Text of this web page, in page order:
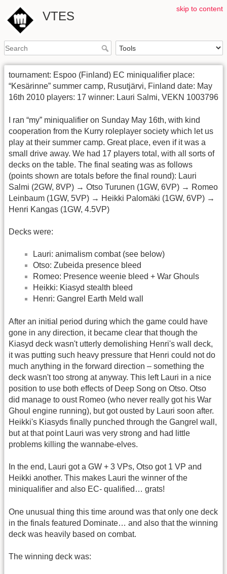
skip to content
VTES
tournament: Espoo (Finland) EC miniqualifier place:
“Kesärinne” summer camp, Rusutjärvi, Finland date: May
16th 2010 players: 17 winner: Lauri Salmi, VEKN 1003796
I ran “my” miniqualifier on Sunday May 16th, with kind
cooperation from the Kurry roleplayer society which let us
play at their summer camp. Great place, even if it was a
small drive away. We had 17 players total, with all sorts of
decks on the table. The final seating was as follows
(points shown are totals before the final round): Lauri
Salmi (2GW, 8VP) → Otso Turunen (1GW, 6VP) → Romeo
Leinbaum (1GW, 5VP) → Heikki Palomäki (1GW, 6VP) →
Henri Kangas (1GW, 4.5VP)
Decks were:
Lauri: animalism combat (see below)
Otso: Zubeida presence bleed
Romeo: Presence weenie bleed + War Ghouls
Heikki: Kiasyd stealth bleed
Henri: Gangrel Earth Meld wall
After an initial period during which the game could have
gone in any direction, it became clear that though the
Kiasyd deck wasn't utterly demolishing Henri's wall deck,
it was putting such heavy pressure that Henri could not do
much anything in the forward direction – something the
deck wasn't too strong at anyway. This left Lauri in a nice
position to use both effects of Deep Song on Otso. Otso
did manage to oust Romeo (who never really got his War
Ghoul engine running), but got ousted by Lauri soon after.
Heikki's Kiasyds finally punched through the Gangrel wall,
but at that point Lauri was very strong and had little
problems killing the wannabe-elves.
In the end, Lauri got a GW + 3 VPs, Otso got 1 VP and
Heikki another. This makes Lauri the winner of the
miniqualifier and also EC- qualified… grats!
One unusual thing this time around was that only one deck
in the finals featured Dominate… and also that the winning
deck was heavily based on combat.
The winning deck was: